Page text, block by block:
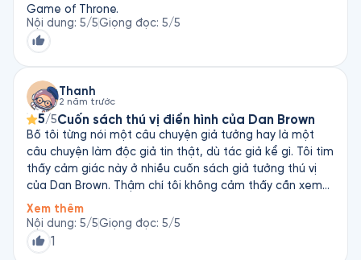
Game of Throne.
Nội dung: 5/5Giọng đọc: 5/5
Thanh
2 năm trước
5/5Cuốn sách thú vị điển hình của Dan Brown
Bố tôi từng nói một câu chuyện giả tưởng hay là một
câu chuyện làm độc giả tin thật, dù tác giả kể gì. Tôi tìm
thấy cảm giác này ở nhiều cuốn sách giả tưởng thú vị
của Dan Brown. Thậm chí tôi không cảm thấy cần xem
bộ phim chuyển thể từ sách của ông. Ngôn ngữ đậm
chất điện ảnh. Cấu trúc tuyệt vời. Cách dẫn truyện
thông minh và cuốn hút từ đầu đến cuối. Điển hình cho
ngòi bút của tác giả nam. Tôi bấm mua ngay khi thấy
Xem thêm
Nội dung: 5/5Giọng đọc: 5/5
1